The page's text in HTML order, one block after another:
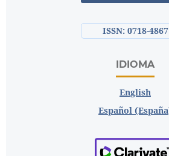
ISSN: 0718-4867
IDIOMA
English
Español